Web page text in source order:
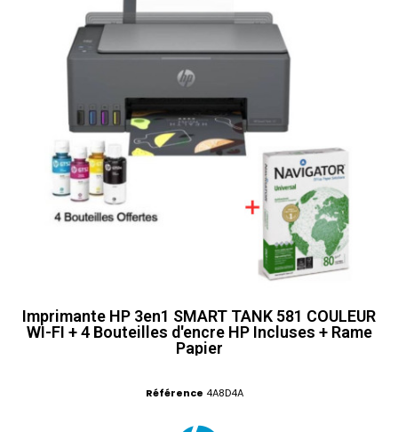
Imprimante HP 3en1 SMART TANK 581 COULEUR
WI-FI + 4 Bouteilles d'encre HP Incluses + Rame
Papier
Référence 4A8D4A